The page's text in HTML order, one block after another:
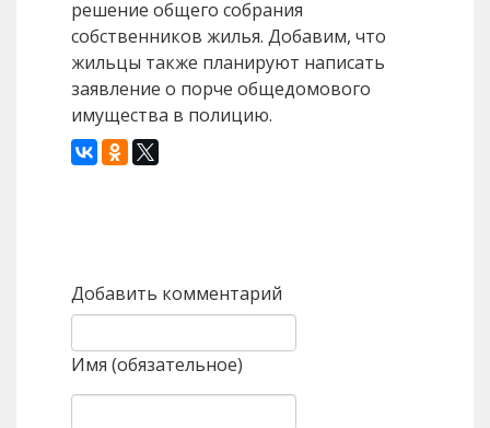
решение общего собрания
собственников жилья. Добавим, что
жильцы также планируют написать
заявление о порче общедомового
имущества в полицию.
Добавить комментарий
Имя (обязательное)